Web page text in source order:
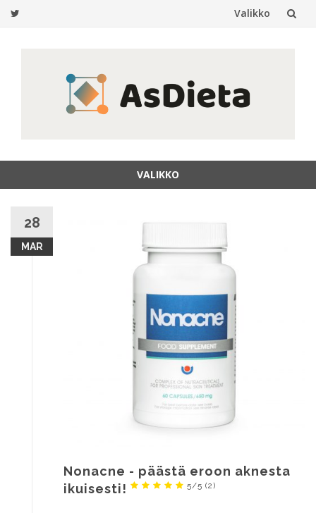
Valikko
VALIKKO
28
MAR
Nonacne - päästä eroon aknesta
ikuisesti!
5/5 (2)